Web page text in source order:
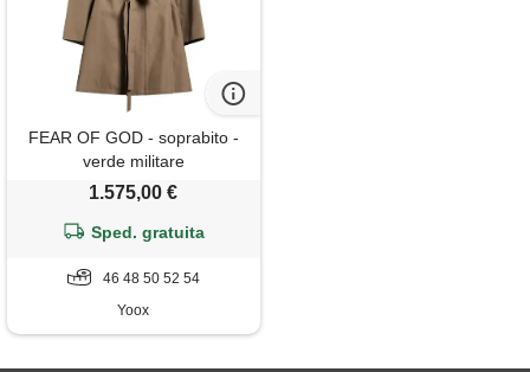
FEAR OF GOD - soprabito -
verde militare
1.575,00 €
Sped. gratuita
46 48 50 52 54
Yoox